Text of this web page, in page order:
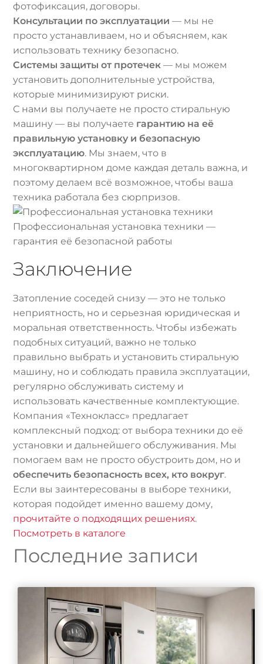
фотофиксация, договоры.
Консультации по эксплуатации — мы не
просто устанавливаем, но и объясняем, как
использовать технику безопасно.
Системы защиты от протечек — мы можем
установить дополнительные устройства,
которые минимизируют риски.
С нами вы получаете не просто стиральную
машину — вы получаете гарантию на её
правильную установку и безопасную
эксплуатацию. Мы знаем, что в
многоквартирном доме каждая деталь важна, и
поэтому делаем всё возможное, чтобы ваша
техника работала без сюрпризов.
Профессиональная установка техники —
гарантия её безопасной работы
Заключение
Затопление соседей снизу — это не только
неприятность, но и серьезная юридическая и
моральная ответственность. Чтобы избежать
подобных ситуаций, важно не только
правильно выбрать и установить стиральную
машину, но и соблюдать правила эксплуатации,
регулярно обслуживать систему и
использовать качественные комплектующие.
Компания «Технокласс» предлагает
комплексный подход: от выбора техники до её
установки и дальнейшего обслуживания. Мы
помогаем вам не просто обустроить дом, но и
обеспечить безопасность всех, кто вокруг.
Если вы заинтересованы в выборе техники,
которая подойдет именно вашему дому,
прочитайте о подходящих решениях.
Посмотреть в каталоге
Последние записи